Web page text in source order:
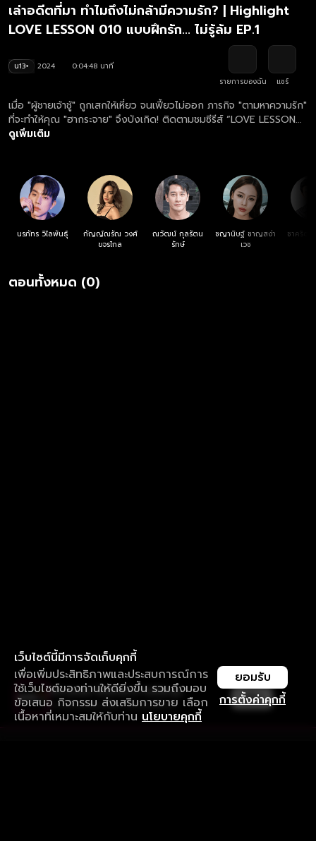
เล่าอดีตที่มา ทำไมถึงไม่กล้ามีความรัก? | Highlight
LOVE LESSON 010 แบบฝึกรัก... ไม่รู้ล้ม EP.1
น13+ 2024
0:04:48 นาที
รายการของฉัน
แชร์
เมื่อ "ผู้ชายเจ้าชู้" ถูกเสกให้เหี่ยว จนเฟี้ยวไม่ออก ภารกิจ "ตามหาความรัก"
ที่จะทำให้คุณ "ฮากระจาย" จึงบังเกิด! ติดตามชมซีรีส์ “LOVE LESSON
010 แบบฝึกรัก... ไม่รู้ล้ม” เวอร์ชัน UNCUT ฟรี ครบทุกตอน ทางแอป
ดูเพิ่มเติม
นรภัทร วิไลพันธุ์
กัญญ์ณรัณ วงศ์
ขจรไกล
ณวัฒน์ กุลรัตน
รักษ์
ชญานิษฐ์ ชาญสง่า
เวช
ชาคริต
ตอนทั้งหมด (0)
เว็บไซต์นี้มีการจัดเก็บคุกกี้
เพื่อเพิ่มประสิทธิภาพและประสบการณ์การ
ใช้เว็บไซต์ของท่านให้ดียิ่งขึ้น รวมถึงมอบ
ข้อเสนอ กิจกรรม ส่งเสริมการขาย เลือก
เนื้อหาที่เหมาะสมให้กับท่าน นโยบายคุกกี้
การตั้งค่าคุกกี้
ยอมรับ
ใช้งานแอป ลื่นไหลกว่า ไม่มีสะดุด
ดาวน์โหลดแอปเพื่อการรับชมที่ดีกว่า เปิด